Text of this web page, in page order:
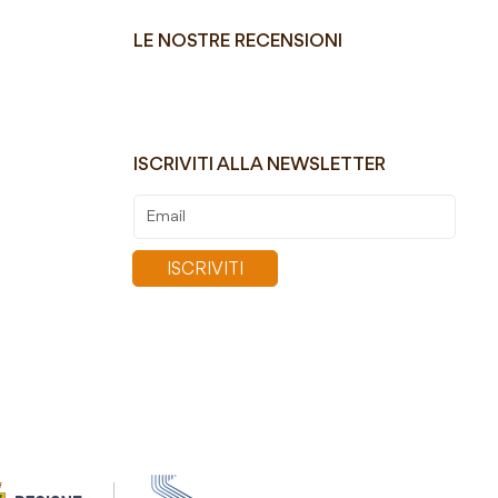
LE NOSTRE RECENSIONI
ISCRIVITI ALLA NEWSLETTER
alla
nostra
Newsletter:
ISCRIVITI